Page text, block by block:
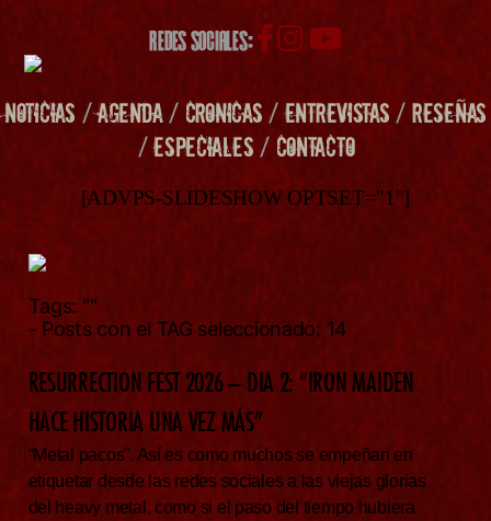
REDES SOCIALES:
NOTICIAS /AGENDA/ CRONICAS/ENTREVISTAS/RESEÑAS
/ESPECIALES/ CONTACTO
[ADVPS-SLIDESHOW OPTSET="1"]
Tags: ""
- Posts con el TAG seleccionado: 14
RESURRECTION FEST 2026 – DIA 2: “IRON MAIDEN
HACE HISTORIA UNA VEZ MÁS”
“Metal pacos”. Así es como muchos se empeñan en
etiquetar desde las redes sociales a las viejas glorias
del heavy metal, como si el paso del tiempo hubiera